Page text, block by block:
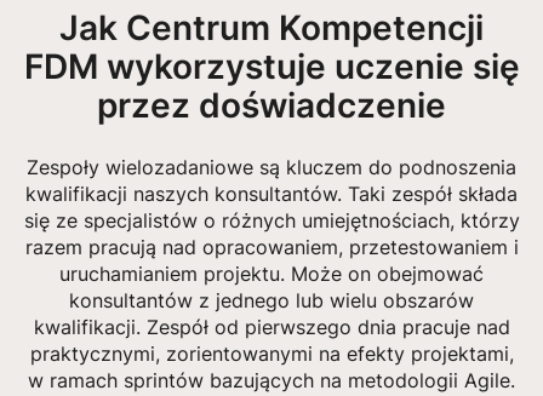
Jak Centrum Kompetencji
FDM wykorzystuje uczenie się
przez doświadczenie
Zespoły wielozadaniowe są kluczem do podnoszenia
kwalifikacji naszych konsultantów. Taki zespół składa
się ze specjalistów o różnych umiejętnościach, którzy
razem pracują nad opracowaniem, przetestowaniem i
uruchamianiem projektu. Może on obejmować
konsultantów z jednego lub wielu obszarów
kwalifikacji. Zespół od pierwszego dnia pracuje nad
praktycznymi, zorientowanymi na efekty projektami,
w ramach sprintów bazujących na metodologii Agile.